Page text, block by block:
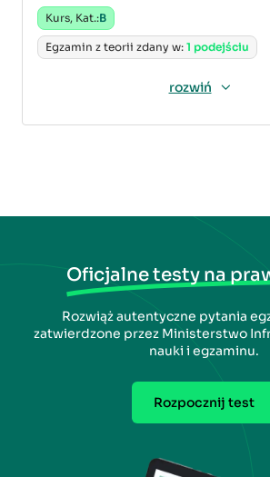
Kurs, Kat.:B
Egzamin z teorii zdany w: 1 podejściu
rozwiń
Oficjalne testy na
Rozwiąż autentyczne pytania
zatwierdzone przez Ministerstwo
nauki i egzaminu.
Rozpocznij test